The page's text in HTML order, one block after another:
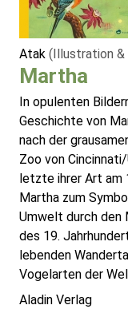
Atak (Illustration
Martha
In opulenten
Geschichte von
nach der
Zoo von
letzte ihrer Art am
Martha zum
Umwelt durch den
des 19.
lebenden
Vogelarten der
Aladin Verlag